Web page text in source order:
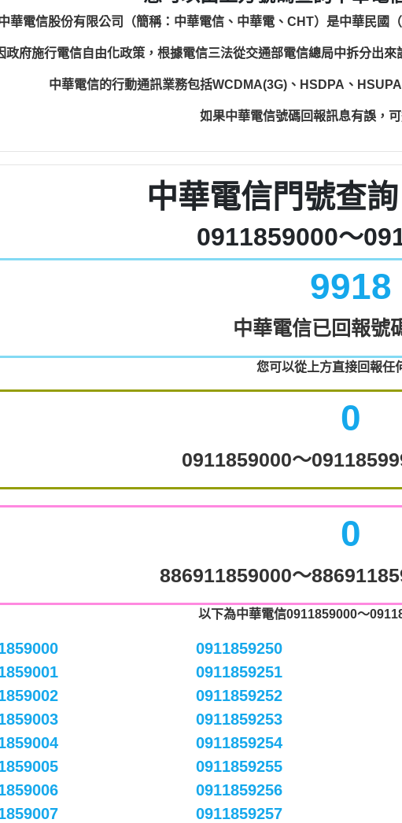
華電信股份有限公司（簡稱：中華電信、中華電、CHT）是中華民國
政府施行電信自由化政策，根據電信三法從交通部電信總局中拆分出
中華電信的行動通訊業務包括WCDMA(3G)、HSDPA、
如果中華電信號碼回報訊息有誤，
中華電信門號查
0911859000～
9918
中華電信已回報號
您可以從上方直接回報任
0
0911859000～
0
886911859000～
以下為中華電信0911859000～
0911859250
0911859251
0911859252
0911859253
0911859254
0911859255
0911859256
0911859257